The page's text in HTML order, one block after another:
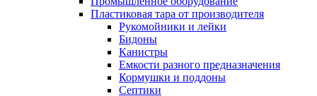
Пластиковая тара от производителя
Рукомойники и лейки
Бидоны
Канистры
Емкости разного предназначения
Кормушки и поддоны
Септики